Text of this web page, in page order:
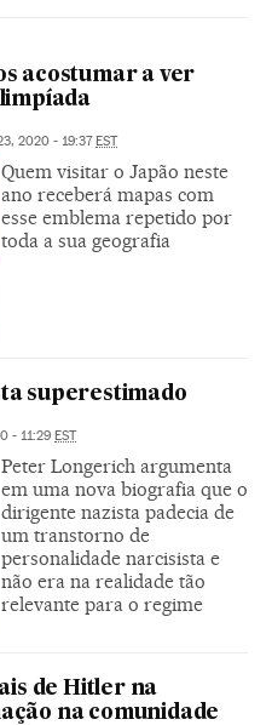
acostumar a ver
2020 - 19:37EST
Quem visitar o Japão neste
ano receberá mapas com
esse emblema repetido por
toda a sua geografia
superestimado
- 11:29 EST
Peter Longerich argumenta
em uma nova biografia que o
dirigente nazista padecia de
um transtorno de
personalidade narcisista e
não era na realidade tão
relevante para o regime
de Hitler na
na comunidade